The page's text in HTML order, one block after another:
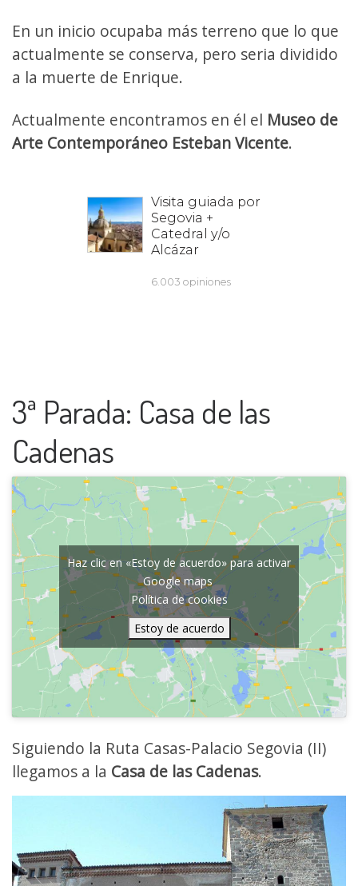
En un inicio ocupaba más terreno que lo que
actualmente se conserva, pero seria dividido
a la muerte de Enrique.
Actualmente encontramos en él el Museo de
Arte Contemporáneo Esteban Vicente.
3ª Parada: Casa de las
Cadenas
Haz clic en «Estoy de acuerdo» para activar
Google maps
Política de cookies
Estoy de acuerdo
Siguiendo la Ruta Casas-Palacio Segovia (II)
llegamos a la Casa de las Cadenas.